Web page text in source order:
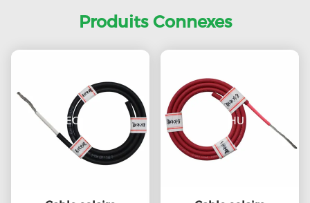
Produits Connexes